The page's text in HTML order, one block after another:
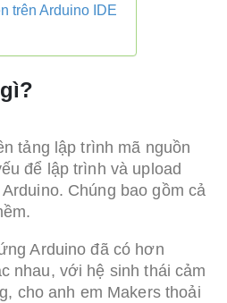
trên Arduino IDE
tảng lập trình mã nguồn
để lập trình và upload
Chúng bao gồm cả
Arduino đã có hơn
nhau, với hệ sinh thái cảm
cho anh em Makers thoải